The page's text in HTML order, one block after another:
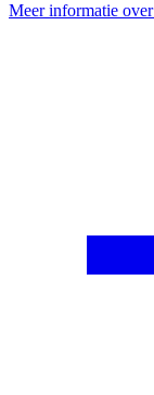
Meer informatie